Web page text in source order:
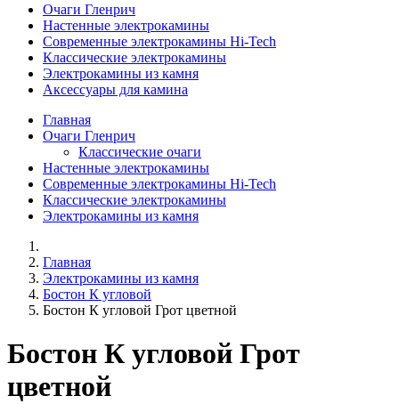
Очаги Гленрич
Настенные электрокамины
Современные электрокамины Hi-Tech
Классические электрокамины
Электрокамины из камня
Аксессуары для камина
Главная
Очаги Гленрич
Классические очаги
Настенные электрокамины
Современные электрокамины Hi-Tech
Классические электрокамины
Электрокамины из камня
Главная
Электрокамины из камня
Бостон К угловой
Бостон К угловой Грот цветной
Бостон К угловой Грот
цветной